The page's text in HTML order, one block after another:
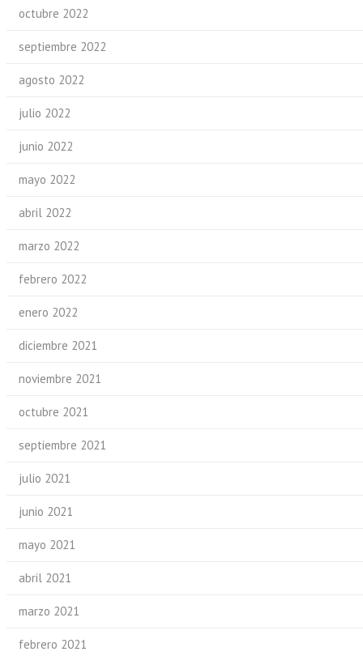
octubre 2022
septiembre 2022
agosto 2022
julio 2022
junio 2022
mayo 2022
abril 2022
marzo 2022
febrero 2022
enero 2022
diciembre 2021
noviembre 2021
octubre 2021
septiembre 2021
julio 2021
junio 2021
mayo 2021
abril 2021
marzo 2021
febrero 2021